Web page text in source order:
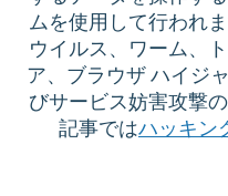
ムを使用して行われ
ウイルス、ワーム、
ア、ブラウザ ハイジ
びサービス妨害攻撃
記事ではハッキン